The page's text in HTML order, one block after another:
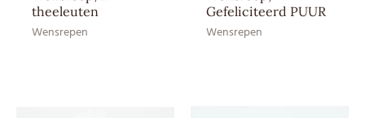
Bewaaradvies
Droog en bij
kamertemperatuur bewaren
theeleuten
Wensrepen
Gefeliciteerd PUUR
Wensrepen